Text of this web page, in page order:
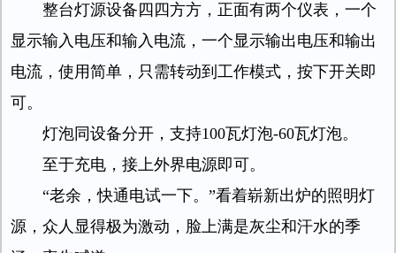
整台灯源设备四四方方，正面有两个仪表，一个
显示输入电压和输入电流，一个显示输出电压和输出
电流，使用简单，只需转动到工作模式，按下开关即
可。
灯泡同设备分开，支持100瓦灯泡-60瓦灯泡。
至于充电，接上外界电源即可。
“老余，快通电试一下。”看着崭新出炉的照明灯
源，众人显得极为激动，脸上满是灰尘和汗水的季